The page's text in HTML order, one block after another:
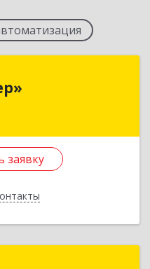
заявку
обл, Новодвинск г,
заявку